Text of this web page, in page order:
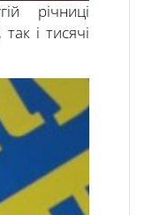
річниці
і тисячі